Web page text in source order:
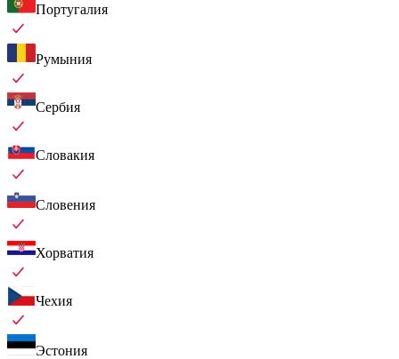
Португалия
Румыния
Сербия
Словакия
Словения
Хорватия
Чехия
Эстония